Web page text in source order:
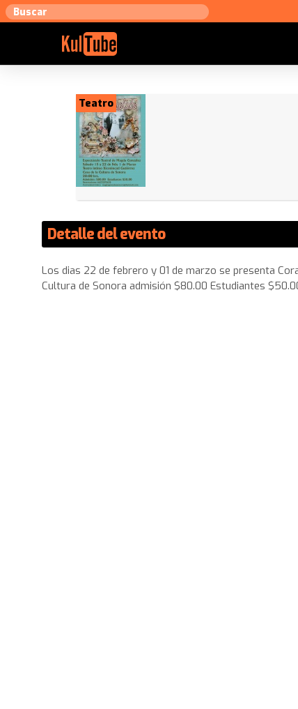
Teatro
Detalle del evento
Los dias 22 de febrero y 01 de marzo se presenta
Cultura de Sonora admisión $80.00 Estudiantes